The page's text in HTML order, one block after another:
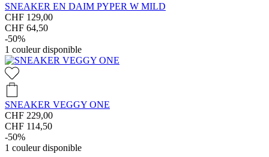
SNEAKER EN DAIM PYPER W MILD
CHF 129,00
CHF 64,50
-50%
1 couleur disponible
SNEAKER VEGGY ONE
CHF 229,00
CHF 114,50
-50%
1 couleur disponible